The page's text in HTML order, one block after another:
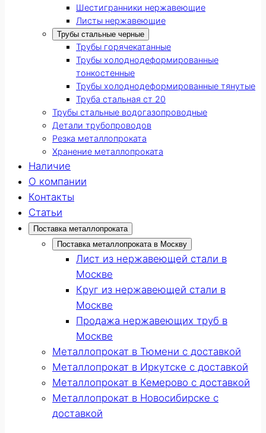
Шестигранники нержавеющие
Листы нержавеющие
Трубы стальные черные
Трубы горячекатанные
Трубы холоднодеформированные
тонкостенные
Трубы холоднодеформированные тянутые
Труба стальная ст 20
Трубы стальные водогазопроводные
Детали трубопроводов
Резка металлопроката
Хранение металлопроката
Наличие
О компании
Контакты
Статьи
Поставка металлопроката
Поставка металлопроката в Москву
Лист из нержавеющей стали в
Москве
Круг из нержавеющей стали в
Москве
Продажа нержавеющих труб в
Москве
Металлопрокат в Тюмени с доставкой
Металлопрокат в Иркутске с доставкой
Металлопрокат в Кемерово с доставкой
Металлопрокат в Новосибирске с
доставкой